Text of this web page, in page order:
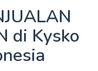
di Kysko